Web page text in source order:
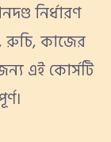
নির্ধারণ
রুচি, কাজের
এই কোর্সটি